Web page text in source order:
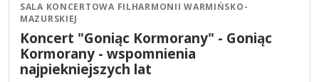
Olsztyn Koncert
27 2026 19:00
SALA KONCERTOWA FILHARMONII WARMIŃSKO-
MAZURSKIEJ
Koncert "Goniąc Kormorany" - Goniąc
Kormorany - wspomnienia
najpiekniejszych lat